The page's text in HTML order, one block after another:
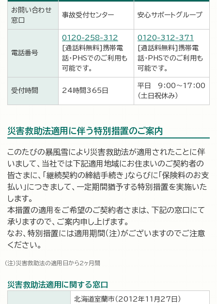
お問い合わせ
窓口
事故受付センター 安心サポートグループ
電話番号
0120-258-312
[通話料無料]携帯電
話・PHSでのご利用も
可能です。
0120-312-371
[通話料無料]携帯電
話・PHSでのご利用も
可能です。
受付時間 24時間365日
平日 9：00～17：00
（土日祝休み）
災害救助法適用に伴う特別措置のご案内
このたびの暴風雪により災害救助法が適用されたことに伴
いまして、当社では下記適用地域にお住まいのご契約者の
皆さまに、「継続契約の締結手続き」ならびに「保険料のお支
払い」につきまして、一定期間猶予する特別措置を実施いた
します。
本措置の適用をご希望のご契約者さまは、下記の窓口にて
承りますので、ご案内申し上げます。
なお、特別措置には適用期間（注）がございますのでご注意
ください。
災害救助法の適用日から2ヶ月間
災害救助法適用に関する窓口
北海道室蘭市（2012年11月27日）